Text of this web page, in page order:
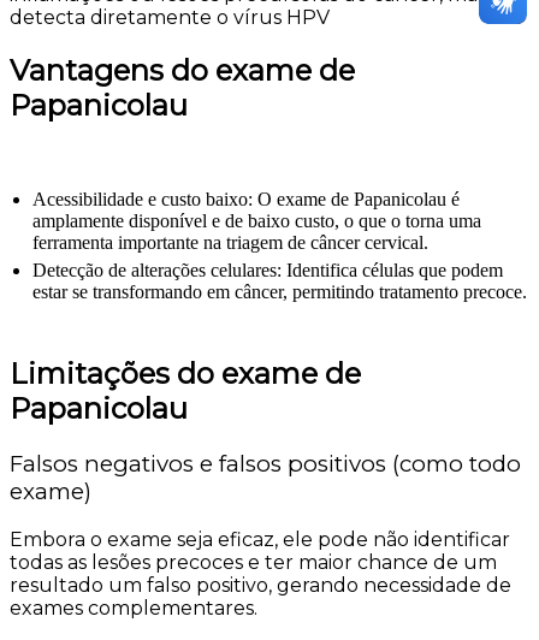
detecta diretamente o vírus HPV
Vantagens do exame de
Papanicolau
Acessibilidade e custo baixo: O exame de Papanicolau é
amplamente disponível e de baixo custo, o que o torna uma
ferramenta importante na triagem de câncer cervical.
Detecção de alterações celulares: Identifica células que podem
estar se transformando em câncer, permitindo tratamento precoce.
Limitações do exame de
Papanicolau
Falsos negativos e falsos positivos (como todo
exame)
Embora o exame seja eficaz, ele pode não identificar
todas as lesões precoces e ter maior chance de um
resultado um falso positivo, gerando necessidade de
exames complementares.